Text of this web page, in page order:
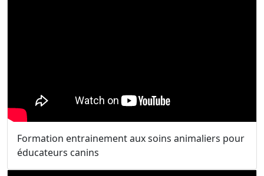
Formation entrainement aux soins animaliers pour
éducateurs canins